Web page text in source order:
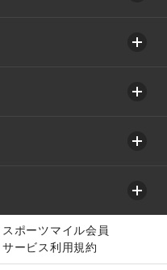
スポーツマイル会員
サービス利用規約